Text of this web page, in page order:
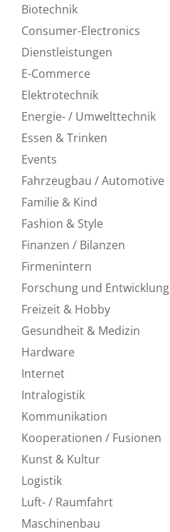
Biotechnik
Consumer-Electronics
Dienstleistungen
E-Commerce
Elektrotechnik
Energie- / Umwelttechnik
Essen & Trinken
Events
Fahrzeugbau / Automotive
Familie & Kind
Fashion & Style
Finanzen / Bilanzen
Firmenintern
Forschung und Entwicklung
Freizeit & Hobby
Gesundheit & Medizin
Hardware
Internet
Intralogistik
Kommunikation
Kooperationen / Fusionen
Kunst & Kultur
Logistik
Luft- / Raumfahrt
Maschinenbau